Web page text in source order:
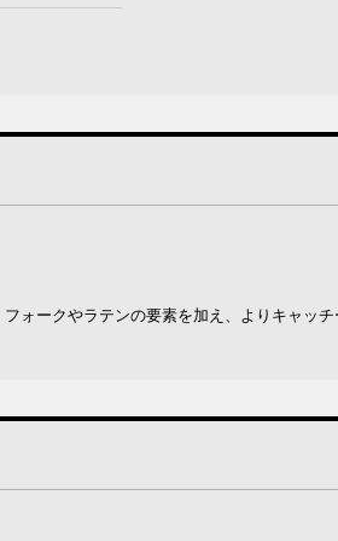
ォークやラテンの要素を加え、よりキャッチ